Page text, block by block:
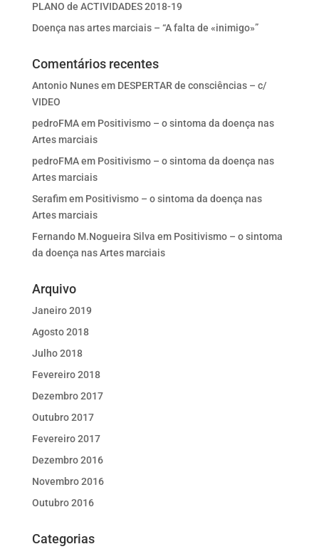
PLANO de ACTIVIDADES 2018-19
Doença nas artes marciais – “A falta de «inimigo»”
Comentários recentes
Antonio Nunesem DESPERTAR de consciências – c/
VIDEO
pedroFMAem Positivismo – o sintoma da doença nas
Artes marciais
pedroFMAem Positivismo – o sintoma da doença nas
Artes marciais
Serafimem Positivismo – o sintoma da doença nas
Artes marciais
Fernando M.Nogueira Silva em Positivismo – o sintoma
da doença nas Artes marciais
Arquivo
Janeiro 2019
Agosto 2018
Julho 2018
Fevereiro 2018
Dezembro 2017
Outubro 2017
Fevereiro 2017
Dezembro 2016
Novembro 2016
Outubro 2016
Categorias